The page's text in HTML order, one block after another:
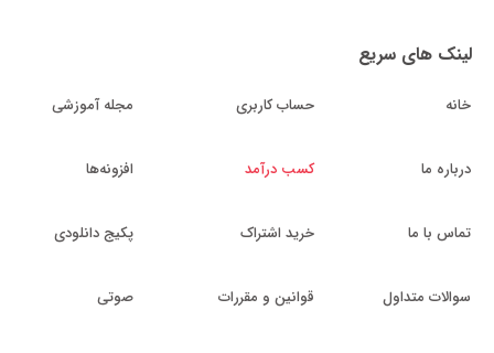
لینک های سریع
خانه
درباره ما
تماس با ما
سوالات متداول
حساب کاربری
کسب درآمد
خرید اشتراک
قوانین و مقررات
مجله آموزشی
افزونه‌ها
پکیج دانلودی
صوتی